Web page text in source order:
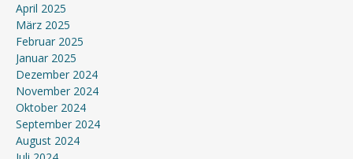
April 2025
März 2025
Februar 2025
Januar 2025
Dezember 2024
November 2024
Oktober 2024
September 2024
August 2024